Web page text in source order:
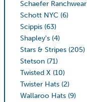
Schaefer Ranchwear
Schott NYC (6)
Scippis (63)
Shapley's (4)
Stars & Stripes (205)
Stetson (71)
Twisted X (10)
Twister Hats (2)
Wallaroo Hats (9)